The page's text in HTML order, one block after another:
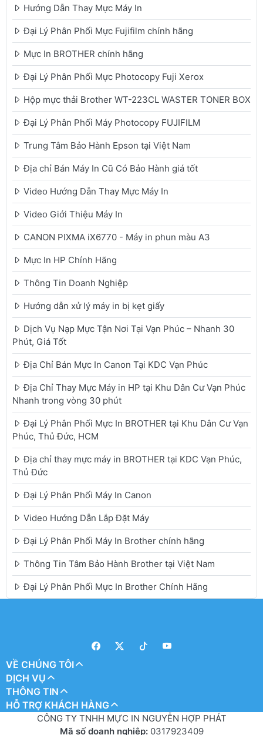
Hướng Dẫn Thay Mực Máy In
Đại Lý Phân Phối Mực Fujifilm chính hãng
Mực In BROTHER chính hãng
Đại Lý Phân Phối Mực Photocopy Fuji Xerox
Hộp mực thải Brother WT-223CL WASTER TONER BOX
Đại Lý Phân Phối Máy Photocopy FUJIFILM
Trung Tâm Bảo Hành Epson tại Việt Nam
Địa chỉ Bán Máy In Cũ Có Bảo Hành giá tốt
Video Hướng Dẫn Thay Mực Máy In
Video Giới Thiệu Máy In
CANON PIXMA iX6770 - Máy in phun màu A3
Mực In HP Chính Hãng
Thông Tin Doanh Nghiệp
Hướng dẫn xử lý máy in bị kẹt giấy
Dịch Vụ Nạp Mực Tận Nơi Tại Vạn Phúc – Nhanh 30
Phút, Giá Tốt
Địa Chỉ Bán Mực In Canon Tại KDC Vạn Phúc
Địa Chỉ Thay Mực Máy in HP tại Khu Dân Cư Vạn Phúc
Nhanh trong vòng 30 phút
Đại Lý Phân Phối Mực In BROTHER tại Khu Dân Cư Vạn
Phúc, Thủ Đức, HCM
Địa chỉ thay mực máy in BROTHER tại KDC Vạn Phúc,
Thủ Đức
Đại Lý Phân Phối Máy In Canon
Video Hướng Dẫn Lắp Đặt Máy
Đại Lý Phân Phối Máy In Brother chính hãng
Thông Tin Tâm Bảo Hành Brother tại Việt Nam
Đại Lý Phân Phối Mực In Brother Chính Hãng
VỀ CHÚNG TÔI
DỊCH VỤ
THÔNG TIN
HỖ TRỢ KHÁCH HÀNG
CÔNG TY TNHH MỰC IN NGUYỄN HỢP PHÁT
Mã số doanh nghiệp: 0317923409